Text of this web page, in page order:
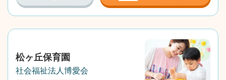
松ヶ丘保育園
社会福祉法人博愛会